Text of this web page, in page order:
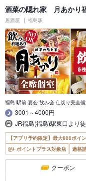
酒菜の隠れ家 月あかり
居酒屋 福島駅
福島 駅前 宴会 飲み会 仕切り完全
3001～4000円
JR福島(福島)駅東口より
【アプリ予約限定】最大800ポイ
ポイントプラス対象店
適格
クーポン